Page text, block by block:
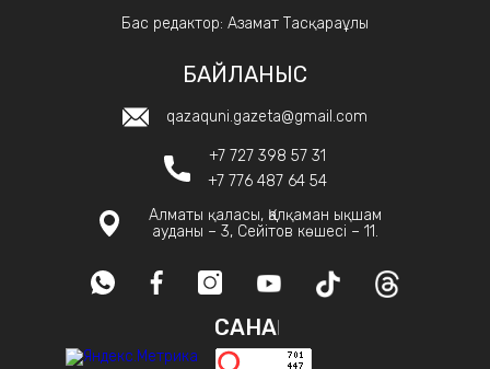
Бас редактор: Азамат Тасқараұлы
БАЙЛАНЫС
qazaquni.gazeta@gmail.com
+7 727 398 57 31
+7 776 487 64 54
Алматы қаласы, Қалқаман ықшам
ауданы – 3, Сейітов көшесі – 11.
САНАҚ